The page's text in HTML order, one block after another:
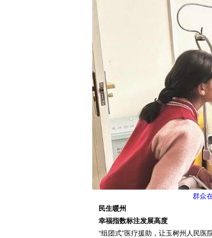
群众
民生暖州
幸福指数标注发展高度
“组团式”医疗援助，让玉树州人民医